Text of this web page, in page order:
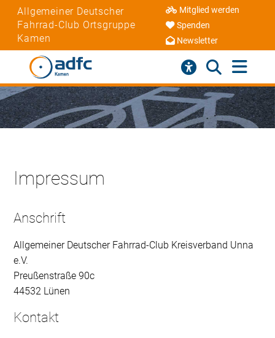
Allgemeiner Deutscher
Fahrrad-Club Ortsgruppe
Kamen
Mitglied werden
Spenden
Newsletter
Impressum
Anschrift
Allgemeiner Deutscher Fahrrad-Club Kreisverband Unna
e.V.
Preußenstraße 90c
44532 Lünen
Kontakt